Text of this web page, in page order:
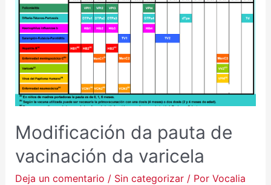
Modificación da pauta de
vacinación da varicela
Deja un comentario / Sin categorizar/ Por Vocalia
PAUTA
DE
VACINACIÓN
DA